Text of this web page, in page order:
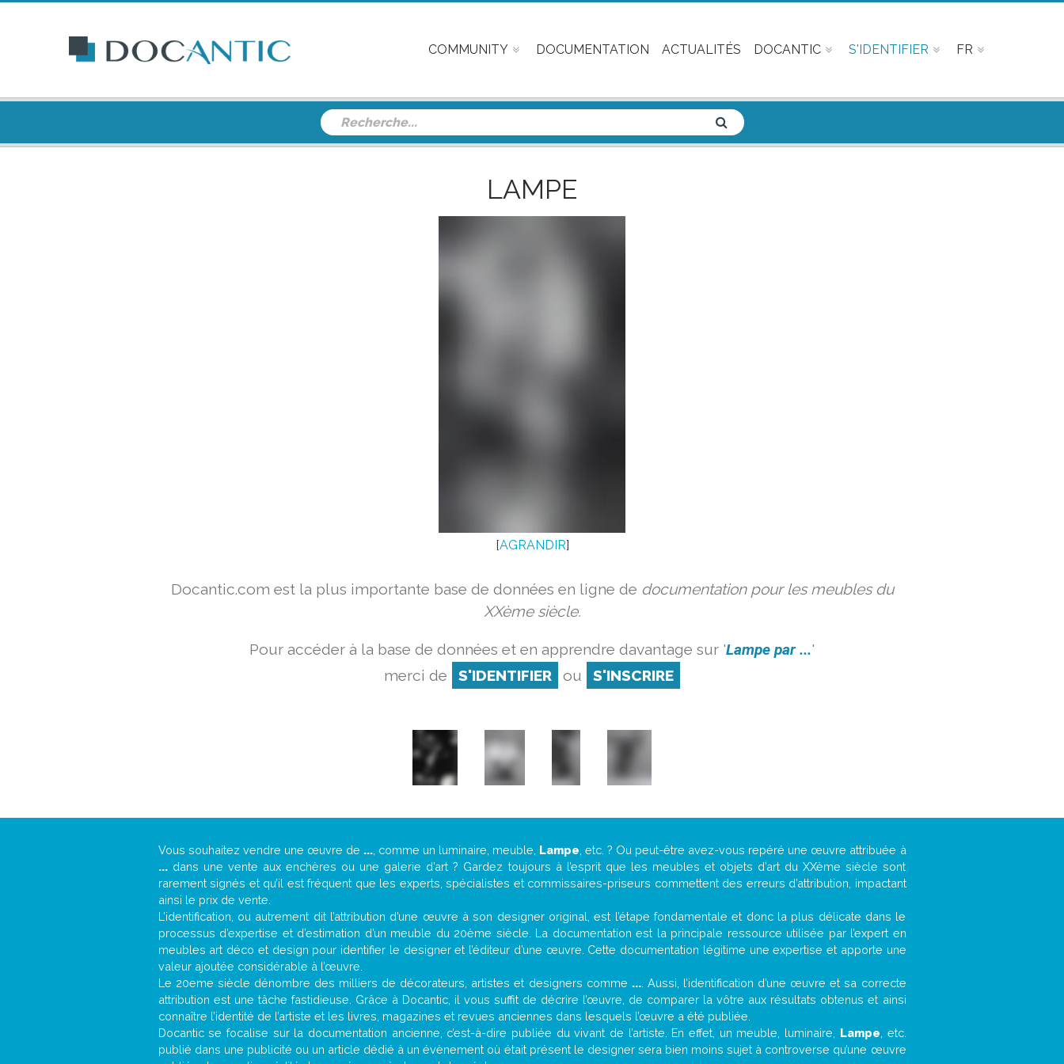
COMMUNITY DOCUMENTATION ACTUALITÉS DOCANTIC S'IDENTIFIER FR
LAMPE
[AGRANDIR]
Docantic.com est la plus importante base de données en ligne de documentation pour les meubles du
XXème siècle.
Pour accéder à la base de données et en apprendre davantage sur 'Lampe par ...'
merci de
S'IDENTIFIER ou S'INSCRIRE
Vous souhaitez vendre une œuvre de ..., comme un luminaire, meuble, Lampe , etc. ? Ou peut-être avez-vous repéré une œuvre attribuée à
...dans une vente aux enchères ou une galerie d’art ? Gardez toujours à l’esprit que les meubles et objets d’art du XXème siècle sont
rarement signés et qu’il est fréquent que les experts, spécialistes et commissaires-priseurs commettent des erreurs d’attribution, impactant
ainsi le prix de vente.
L’identification, ou autrement dit l’attribution d’une œuvre à son designer original, est l’étape fondamentale et donc la plus délicate dans le
processus d’expertise et d’estimation d’un meuble du 20ème siècle. La documentation est la principale ressource utilisée par l’expert en
meubles art déco et design pour identifier le designer et l’éditeur d’une œuvre. Cette documentation légitime une expertise et apporte une
valeur ajoutée considérable à l’œuvre.
Le 20eme siècle dénombre des milliers de décorateurs, artistes et designers comme .... Aussi, l’identification d’une œuvre et sa correcte
attribution est une tâche fastidieuse. Grâce à Docantic, il vous suffit de décrire l’œuvre, de comparer la vôtre aux résultats obtenus et ainsi
connaître l’identité de l’artiste et les livres, magazines et revues anciennes dans lesquels l’œuvre a été publiée.
Docantic se focalise sur la documentation ancienne, c’est-à-dire publiée du vivant de l’artiste. En effet, un meuble, luminaire, Lampe , etc.
publié dans une publicité ou un article dédié à un évènement où était présent le designer sera bien moins sujet à controverse qu’une œuvre